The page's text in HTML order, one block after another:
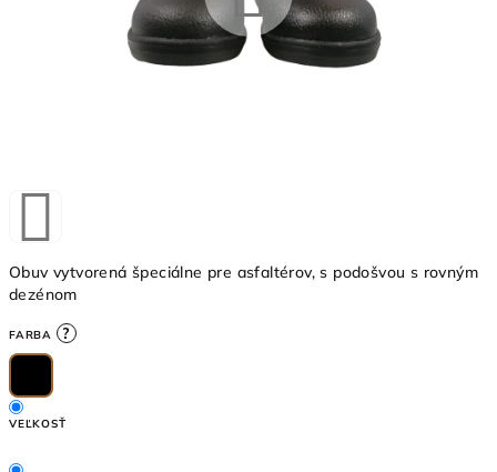
Obuv vytvorená špeciálne pre asfaltérov, s podošvou s rovným
dezénom
FARBA ?
VEĽKOSŤ